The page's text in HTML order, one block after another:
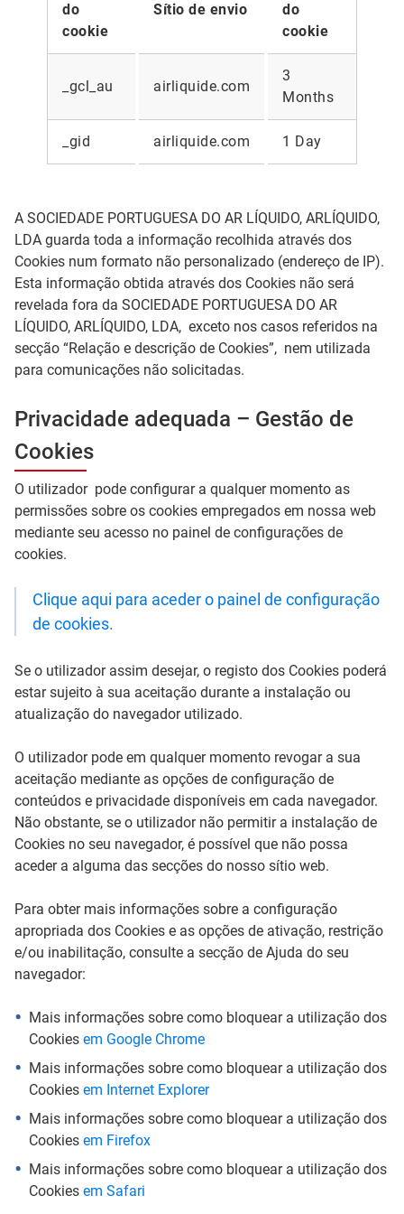
do
cookie
Sítio de envio
do
cookie
_gcl_au airliquide.com
3
Months
_gid airliquide.com 1 Day
A SOCIEDADE PORTUGUESA DO AR LÍQUIDO, ARLÍQUIDO,
LDA guarda toda a informação recolhida através dos
Cookies num formato não personalizado (endereço de IP).
Esta informação obtida através dos Cookies não será
revelada fora da SOCIEDADE PORTUGUESA DO AR
LÍQUIDO, ARLÍQUIDO, LDA, exceto nos casos referidos na
secção “Relação e descrição de Cookies”, nem utilizada
para comunicações não solicitadas.
Privacidade adequada – Gestão de
Cookies
O utilizador pode configurar a qualquer momento as
permissões sobre os cookies empregados em nossa web
mediante seu acesso no painel de configurações de
cookies.
Clique aqui para aceder o painel de configuração
de cookies.
Se o utilizador assim desejar, o registo dos Cookies poderá
estar sujeito à sua aceitação durante a instalação ou
atualização do navegador utilizado.
O utilizador pode em qualquer momento revogar a sua
aceitação mediante as opções de configuração de
conteúdos e privacidade disponíveis em cada navegador.
Não obstante, se o utilizador não permitir a instalação de
Cookies no seu navegador, é possível que não possa
aceder a alguma das secções do nosso sítio web.
Para obter mais informações sobre a configuração
apropriada dos Cookies e as opções de ativação, restrição
e/ou inabilitação, consulte a secção de Ajuda do seu
navegador:
Mais informações sobre como bloquear a utilização dos
Cookies em Google Chrome
Mais informações sobre como bloquear a utilização dos
Cookies em Internet Explorer
Mais informações sobre como bloquear a utilização dos
Cookies em Firefox
Mais informações sobre como bloquear a utilização dos
Cookies em Safari